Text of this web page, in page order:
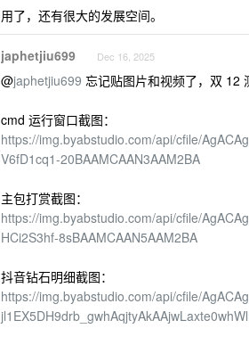
用了，还有很大的发展空间。
japhetjiu699 Dec 16, 2025
@japhetjiu699 忘记贴图片和视频了，双 12
cmd 运行窗口截图：
https://img.byabstudio.com/api/cfile/
V6fD1cq1-20BAAMCAAN3AAM2BA
主包打赏截图：
https://img.byabstudio.com/api/cfile/
HCi2S3hf-8sBAAMCAAN5AAM2BA
抖音钻石明细截图：
https://img.byabstudio.com/api/cfile/